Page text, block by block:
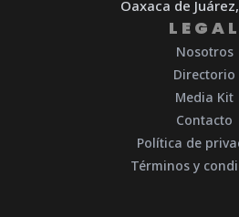
Oaxaca de
LEGAL
Nosotros
Directorio
Media Kit
Contacto
Política de
Términos y